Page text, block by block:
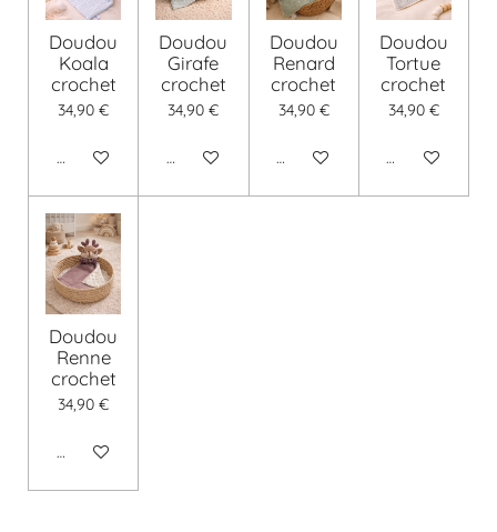
Doudou
Koala
crochet
34,90 €
Voir les détails
Doudou
Girafe
crochet
34,90 €
Voir les détails
Doudou
Renard
crochet
34,90 €
Voir les détails
Doudou
Tortue
crochet
34,90 €
Voir les détails
Doudou
Renne
crochet
34,90 €
Voir les détails